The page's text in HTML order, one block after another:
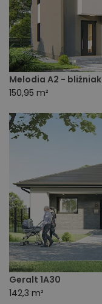
Melodia A2 - bliźniak
150,95 m²
Geralt 1A30
142,3 m²